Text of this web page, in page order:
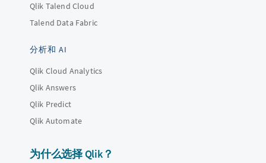
Qlik Talend Cloud
Talend Data Fabric
分析和 AI
Qlik Cloud Analytics
Qlik Answers
Qlik Predict
Qlik Automate
为什么选择 Qlik？